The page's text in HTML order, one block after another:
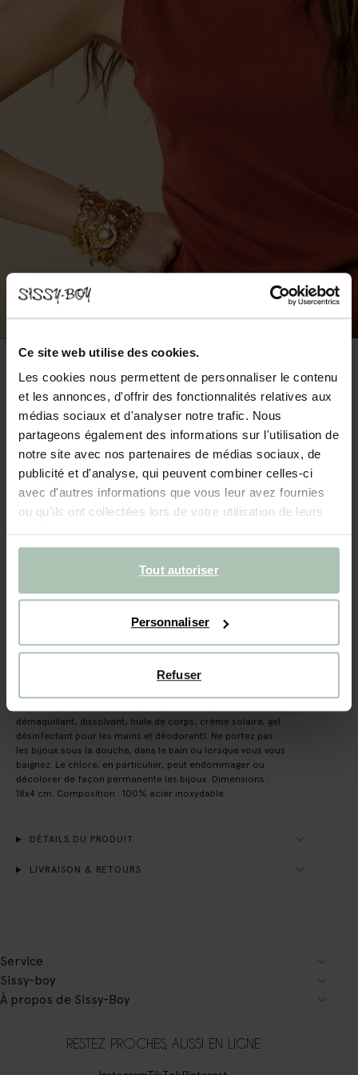
Ce site web utilise des cookies.
Les cookies nous permettent de personnaliser le contenu
et les annonces, d'offrir des fonctionnalités relatives aux
médias sociaux et d'analyser notre trafic. Nous
partageons également des informations sur l'utilisation de
notre site avec nos partenaires de médias sociaux, de
publicité et d'analyse, qui peuvent combiner celles-ci
avec d'autres informations que vous leur avez fournies
ou qu'ils ont collectées lors de votre utilisation de leurs
Tout autoriser
Personnaliser
Refuser
- 40%
Bracelet anneaux plaqué or
29.9917.99
Taille sélectionnée: Onesize
Livraison dans: 3–5 jours ouvrés
DESCRIPTION
Bracelet plaqué or de Sissy-Boy. Le bracelet de couleur
démaquillant, dissolvant, huile de corps, crème solaire, gel
désinfectant pour les mains et déodorant). Ne portez pas
les bijoux sous la douche, dans le bain ou lorsque vous vous
baignez. Le chlore, en particulier, peut endommager ou
décolorer de façon permanente les bijoux. Dimensions :
18x4 cm. Composition : 100% acier inoxydable.
DÉTAILS DU PRODUIT
LIVRAISON & RETOURS
Service
Sissy-boy
À propos de Sissy-Boy
RESTEZ PROCHES, AUSSI EN LIGNE